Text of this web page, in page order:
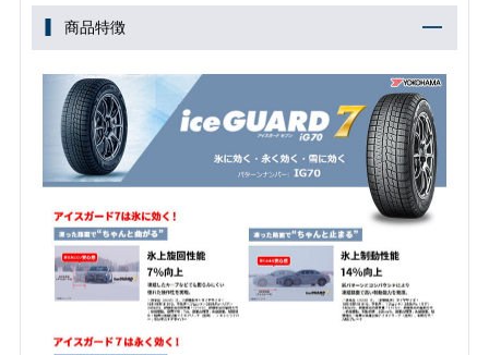
商品特徴